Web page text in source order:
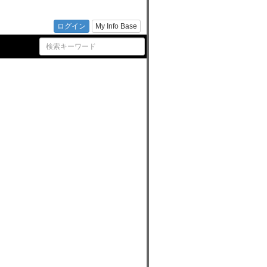
ログイン My Info Base
ン